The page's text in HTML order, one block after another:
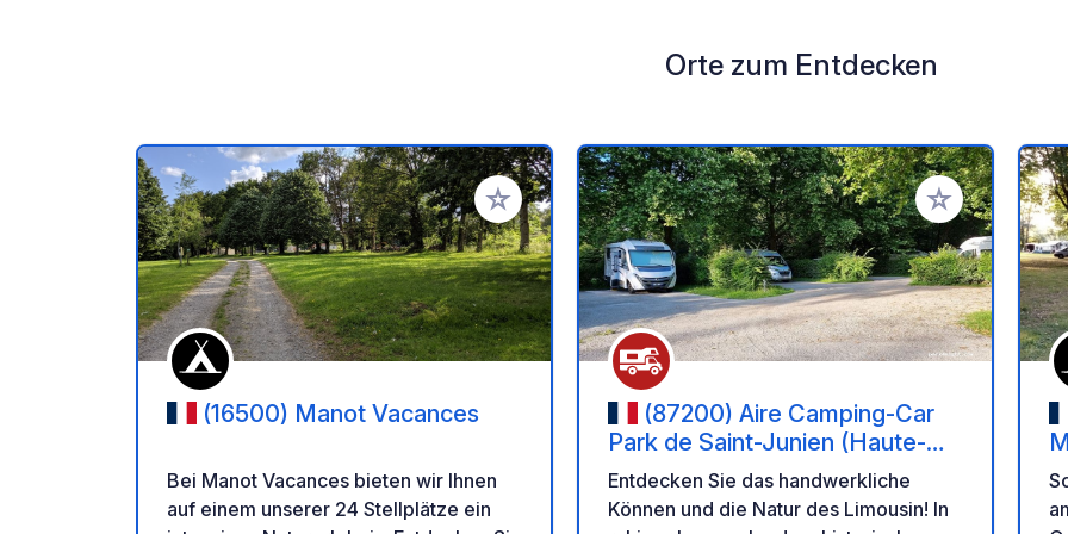
Orte zum Entdecken
Zu Ihren Favoriten hinzufügen
(16500) Manot Vacances
Bei Manot Vacances bieten wir Ihnen
auf einem unserer 24 Stellplätze ein
Zu Ihren
(87200) Aire Camping-Car
Park de Saint-Junien (Haute-
Vienne) – Cité du Gant et Portes
du Limousin
Entdecken Sie das handwerkliche
Können und die Natur des Limousin! In